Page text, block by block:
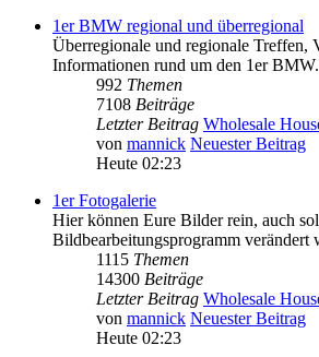
1er BMW regional und überregional
Überregionale und regionale Treffen,
Informationen rund um den 1er BMW.
992 Themen
7108 Beiträge
Letzter Beitrag Wholesale
von mannick Neuester Beitrag
Heute 02:23
1er Fotogalerie
Hier können Eure Bilder rein, auch
Bildbearbeitungsprogramm verändert
1115 Themen
14300 Beiträge
Letzter Beitrag Wholesale
von mannick Neuester Beitrag
Heute 02:23